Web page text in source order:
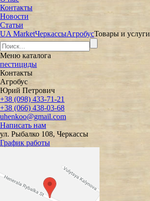
Контакты
Новости
Статьи
UA MarketЧеркассыАгробусТовары и услуги
Меню каталога
пестициды
Контакты
Агробус
Юрий Петрович
+38 (098) 433-71-21
+38 (066) 438-03-68
uhenkoo@gmail.com
Написать нам
ул. Рыбалко 108, Черкассы
График работы